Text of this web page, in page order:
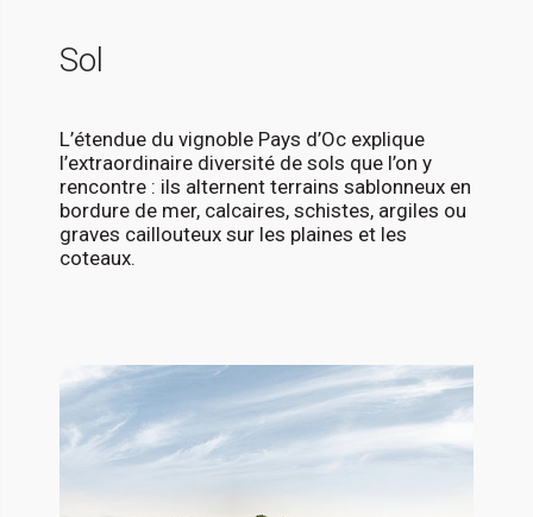
Sol
L’étendue du vignoble Pays d’Oc explique
l’extraordinaire diversité de sols que l’on y
rencontre : ils alternent terrains sablonneux en
bordure de mer, calcaires, schistes, argiles ou
graves caillouteux sur les plaines et les
coteaux.